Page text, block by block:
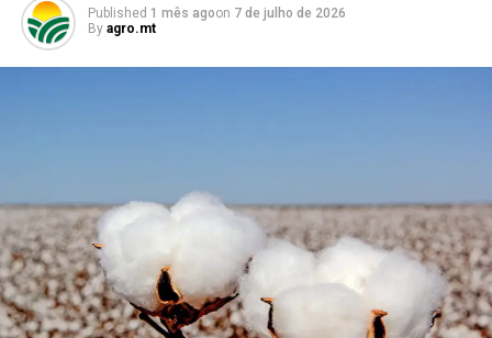
Published 1 mês agoon 7 de julho de 2026
By agro.mt